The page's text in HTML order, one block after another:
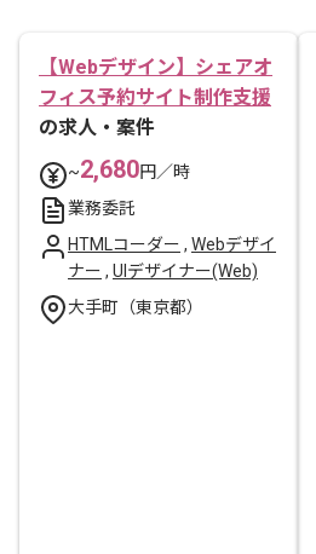
【Webデザイン】シェアオ
フィス予約サイト制作支援
の求人・案件
~2,680円／時
業務委託
HTMLコーダー , Webデザイ
ナー , UIデザイナー(Web)
大手町（東京都）